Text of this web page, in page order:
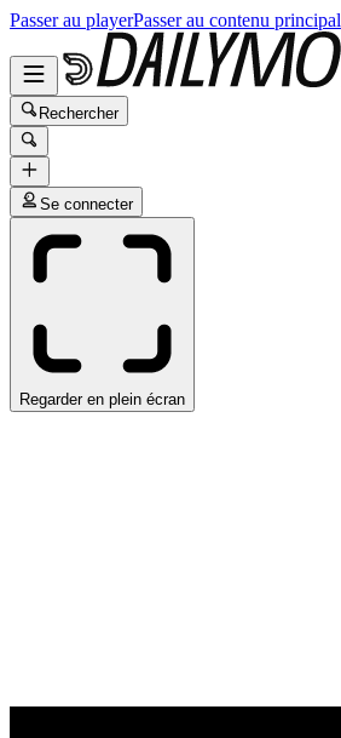
Passer au playerPasser au contenu principal
Rechercher
Se connecter
Regarder en plein écran